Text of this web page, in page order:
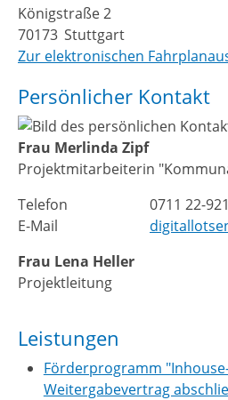
Königstraße 2
70173 Stuttgart
Zur elektronischen
Persönlicher Kontakt
Frau Merlinda Zipf
Projektmitarbeiterin
Telefon
0711 22-
E-Mail
Frau Lena Heller
Projektleitung
Leistungen
Förderprogramm
Weitergabevertrag